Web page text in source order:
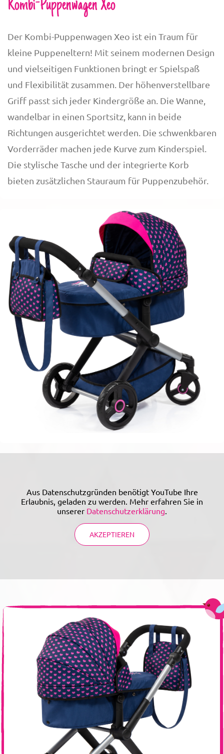
Kombi-Puppenwagen Xeo
Der Kombi-Puppenwagen Xeo ist ein Traum für
kleine Puppeneltern! Mit seinem modernen Design
und vielseitigen Funktionen bringt er Spielspaß
und Flexibilität zusammen. Der höhenverstellbare
Griff passt sich jeder Kindergröße an. Die Wanne,
wandelbar in einen Sportsitz, kann in beide
Richtungen ausgerichtet werden. Die schwenkbaren
Vorderräder machen jede Kurve zum Kinderspiel.
Die stylische Tasche und der integrierte Korb
bieten zusätzlichen Stauraum für Puppenzubehör.
Aus Datenschutzgründen benötigt YouTube Ihre
Erlaubnis, geladen zu werden. Mehr erfahren Sie in
unserer Datenschutzerklärung
AKZEPTIEREN